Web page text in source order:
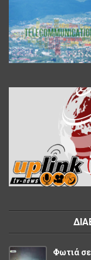
Φωτιά